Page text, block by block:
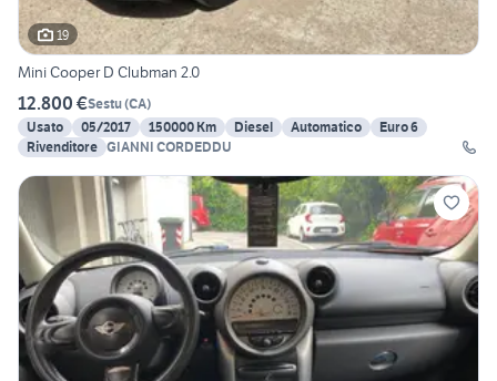
19
Mini Cooper D Clubman 2.0
12.800 €Sestu(CA)
Usato
05/2017 150000 Km Diesel Automatico
Euro 6
Rivenditore GIANNI CORDEDDU